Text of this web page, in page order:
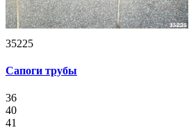
35225
Сапоги трубы
36
40
41